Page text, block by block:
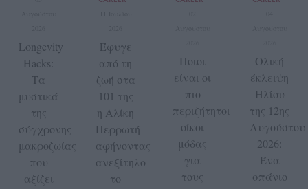
Longevity
Hacks:
Τα
μυστικά
της
σύγχρονης
μακροζωίας
που
αξίζει
Έφυγε
από τη
ζωή στα
101 της
η Αλίκη
Περρωτή
αφήνοντας
ανεξίτηλο
το
Ποιοι
είναι οι
πιο
περιζήτητοι
οίκοι
μόδας
για
τους
Ολική
έκλειψη
Ηλίου
της 12ης
Αυγούστου
2026:
Ένα
σπάνιο